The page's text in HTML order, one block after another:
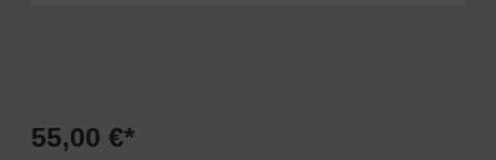
55,00 €*